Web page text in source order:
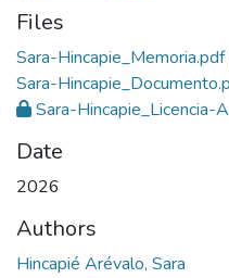
Files
Sara-Hincapie_Memoria.pdf
Sara-
Sara-Hincapie_Licencia-
Date
2026
Authors
Hincapié Arévalo, Sara